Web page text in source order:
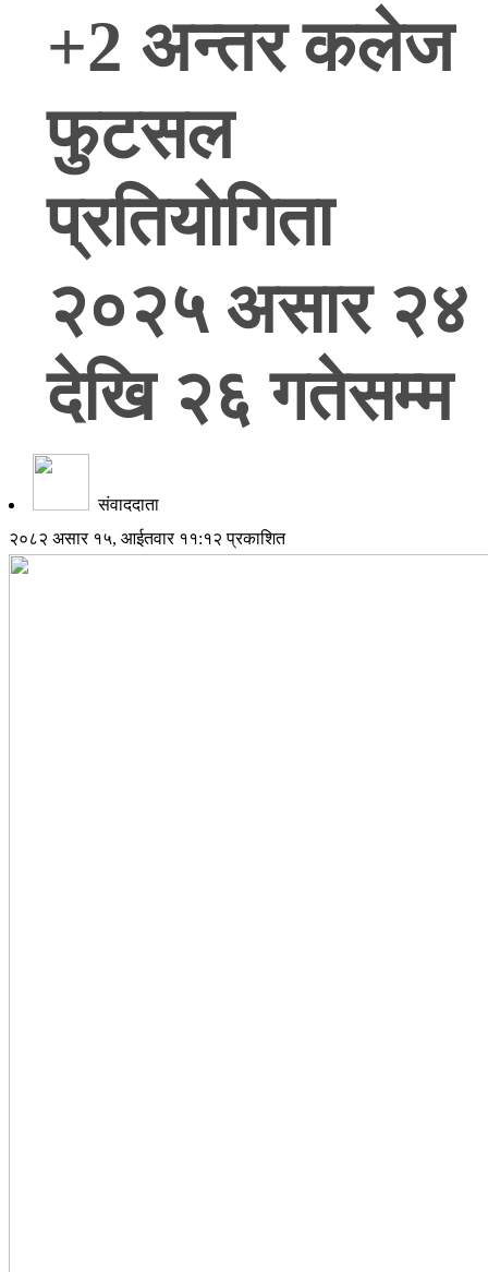
+2 अन्तर कलेज
फुटसल
प्रतियोगिता
२०२५ असार २४
देखि २६ गतेसम्म
संवाददाता
२०८२ असार १५, आईतवार ११:१२ प्रकाशित